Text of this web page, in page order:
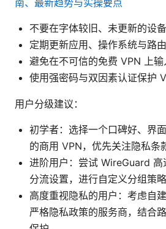
不要在字体较旧、未更新的设
定期更新应用、操作系统与路由
避免在不可信的免费 VPN 上输
使用强密码与双因素认证保护
用户分级建议：
初学者：选择一个口碑好、界
的商用 VPN，优先关注隐私条
进阶用户：尝试 WireGuard 高
分流设置，进行自定义分组策略
高度重视隐私的用户：考虑自
严格隐私政策的服务商，结合